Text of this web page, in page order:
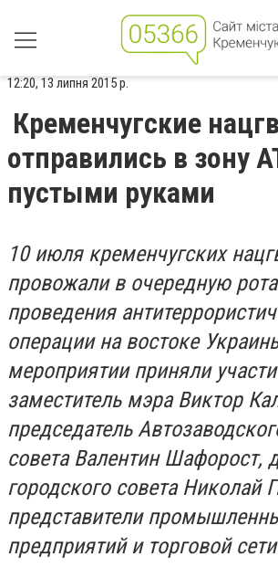
12:20, 13 липня 2015 р.
Кременчугские
отправились в зону
пустыми руками
10 июля кременчугских
провожали в очередную
проведения
операции на востоке
мероприятии приняли
заместитель мэра Виктор
председатель
совета Валентин Шафорост,
городского совета Николай
представители
предприятий и торговой